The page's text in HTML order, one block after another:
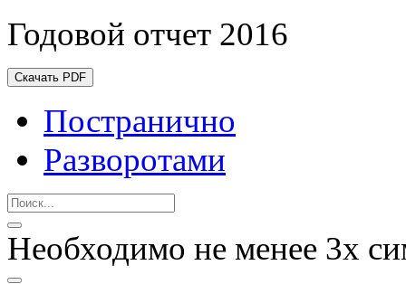
Годовой отчет 2016
Скачать PDF
Постранично
Разворотами
Необходимо не менее 3х